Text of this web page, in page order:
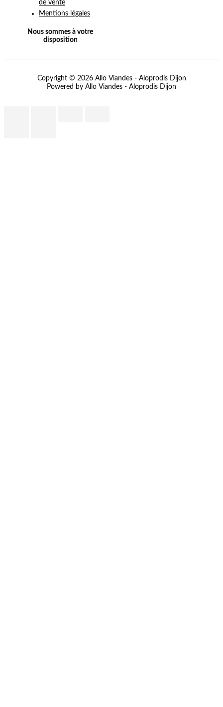
de vente
Mentions légales
Nous sommes à votre
disposition
Copyright © 2026 Allo Viandes - Aloprodis Dijon
Powered by Allo Viandes - Aloprodis Dijon